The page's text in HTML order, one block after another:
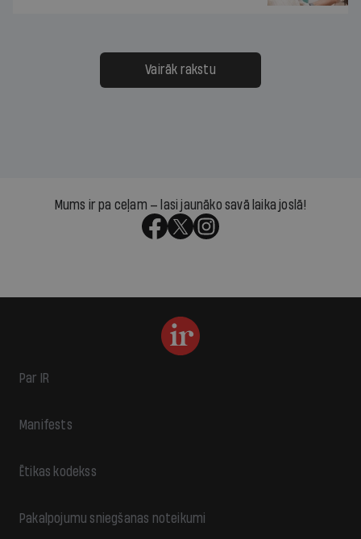
Vairāk rakstu
Mums ir pa ceļam — lasi jaunāko savā laika joslā!
Par IR
Manifests
Ētikas kodekss
Pakalpojumu sniegšanas noteikumi